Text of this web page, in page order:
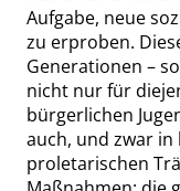
Aufgabe, neue
zu erproben.
Generationen –
nicht nur für
bürgerlichen
auch, und zwar
proletarischen